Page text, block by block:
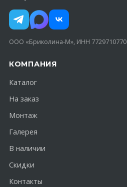
ООО «Бриколина-М», ИНН 7729710770
КОМПАНИЯ
Каталог
На заказ
Монтаж
Галерея
В наличии
Скидки
Контакты